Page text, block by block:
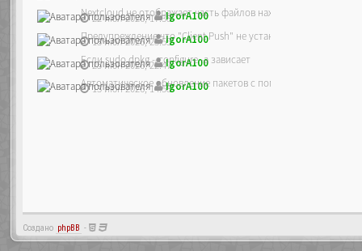
22 июл 2026, 17:38
Nextcloud не отображает часть файлов находящихся на
IgorA100
13 июл 2026, 23:55
Предупреждение что "Client Push" не установлен, ре...
IgorA100
25 июн 2026, 22:47
Если sudo dpkg --configure -a зависает
IgorA100
13 июн 2026, 14:58
Автоматическое обновление пакетов с помощью unattended-
IgorA100
Создано phpBB -